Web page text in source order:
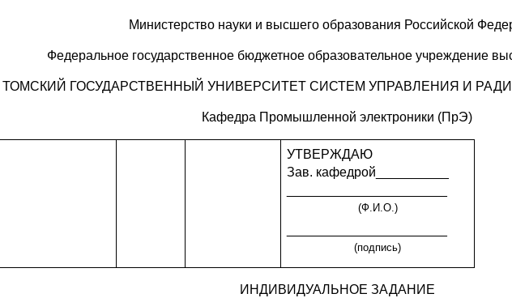
Министерство науки и высшего образования Российской
Федеральное государственное бюджетное образовательное учреждение
ТОМСКИЙ ГОСУДАРСТВЕННЫЙ УНИВЕРСИТЕТ СИСТЕМ УПРАВЛЕНИЯ И
Кафедра Промышленной электроники (ПрЭ)
УТВЕРЖДАЮ
Зав. кафедрой__________
(Ф.И.О.)
(подпись)
ИНДИВИДУАЛЬНОЕ ЗАДАНИЕ